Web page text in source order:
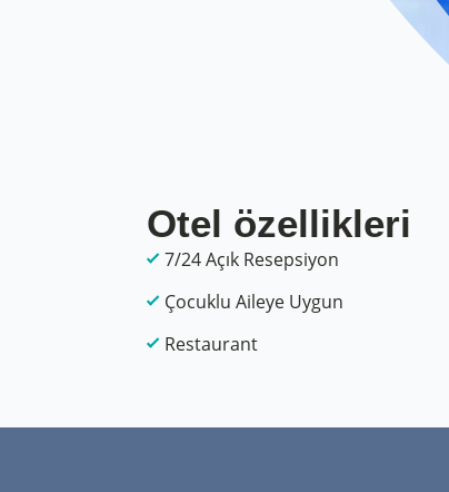
Otel özellikleri
7/24 Açık Resepsiyon
Çocuklu Aileye Uygun
Restaurant